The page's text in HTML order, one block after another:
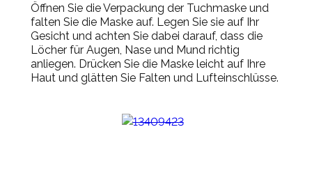
Öffnen Sie die Verpackung der Tuchmaske und
falten Sie die Maske auf. Legen Sie sie auf Ihr
Gesicht und achten Sie dabei darauf, dass die
Löcher für Augen, Nase und Mund richtig
anliegen. Drücken Sie die Maske leicht auf Ihre
Haut und glätten Sie Falten und Lufteinschlüsse.